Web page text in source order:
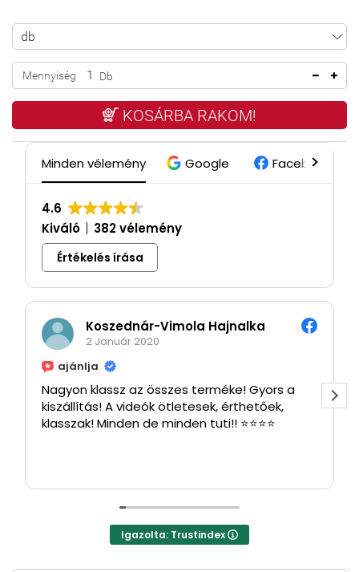
Mennyiség Db
KOSÁRBA RAKOM!
Minden vélemény Google Facebook
4.6
Kiváló
382 vélemény
Értékelés írása
Koszednár-Vimola Hajnalka
2 Január 2020
ajánlja
Nagyon klassz az összes terméke! Gyors a
kiszállítás! A videók ötletesek, érthetőek,
klasszak! Minden de minden tuti!! ⭐⭐⭐⭐
Igazolta: Trustindex